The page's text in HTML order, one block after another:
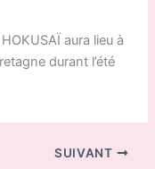
aura lieu à
durant l’été
SUIVANT